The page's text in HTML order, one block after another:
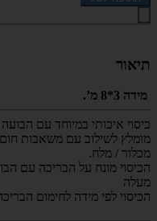
תיאור
מידה 3*8 מ’.
כיסוי איכותי במיוחד עם
מומלץ לשילוב עם משאבות
מכלור / מלח.
הכיסוי מונח על הבריכה עם
מעלה
הכיסוי לפי מידה לחימום הבריכה